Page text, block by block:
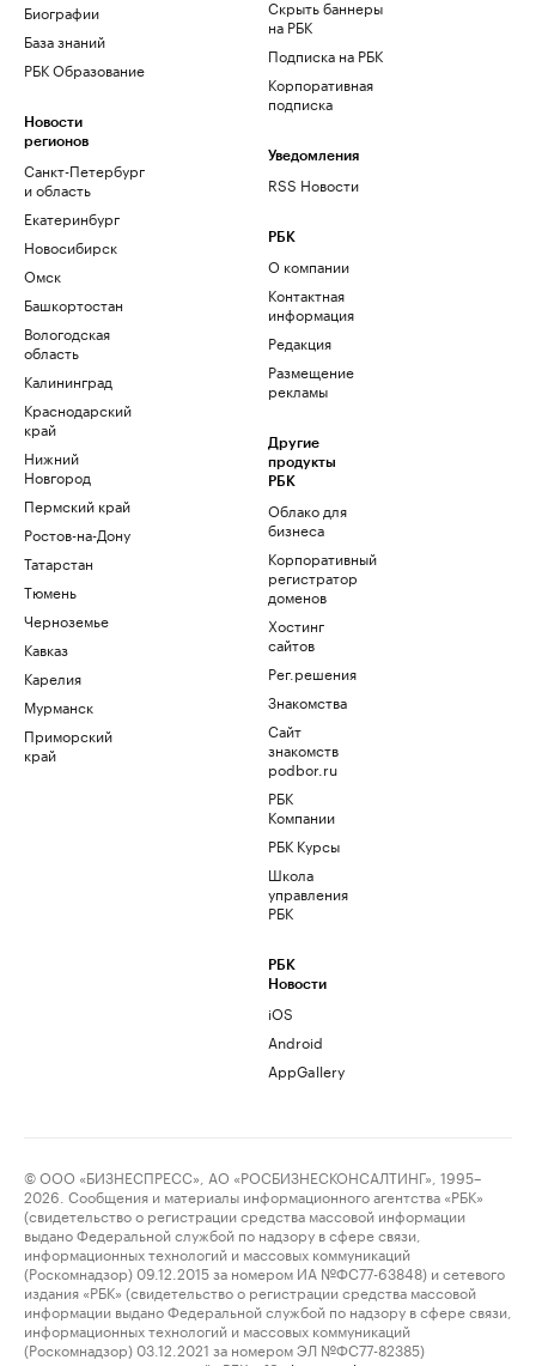
Биографии
База знаний
РБК Образование
Новости
регионов
Санкт-Петербург
и область
Екатеринбург
Новосибирск
Омск
Башкортостан
Вологодская
область
Калининград
Краснодарский
край
Нижний
Новгород
Пермский край
Ростов-на-Дону
Татарстан
Тюмень
Черноземье
Кавказ
Карелия
Мурманск
Приморский
край
Скрыть баннеры
на РБК
Подписка на РБК
Корпоративная
подписка
Уведомления
RSS Новости
РБК
О компании
Контактная
информация
Редакция
Размещение
рекламы
Другие
продукты
РБК
Облако для
бизнеса
Корпоративный
регистратор
доменов
Хостинг
сайтов
Рег.решения
Знакомства
Сайт
знакомств
podbor.ru
РБК
Компании
РБК Курсы
Школа
управления
РБК
РБК
Новости
iOS
Android
AppGallery
© ООО «БИЗНЕСПРЕСС», АО «РОСБИЗНЕСКОНСАЛТИНГ», 1995–
2026. Сообщения и материалы информационного агентства «РБК»
(свидетельство о регистрации средства массовой информации
выдано Федеральной службой по надзору в сфере связи,
информационных технологий и массовых коммуникаций
(Роскомнадзор) 09.12.2015 за номером ИА №ФС77-63848) и сетевого
издания «РБК» (свидетельство о регистрации средства массовой
информации выдано Федеральной службой по надзору в сфере связи,
информационных технологий и массовых коммуникаций
(Роскомнадзор) 03.12.2021 за номером ЭЛ №ФС77-82385)